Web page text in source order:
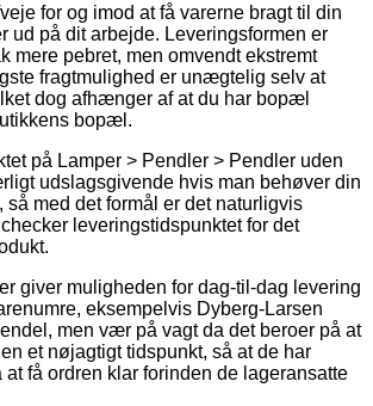
for og imod at få varerne bragt til din
ud på dit arbejde. Leveringsformen er
mere pebret, men omvendt ekstremt
fragtmulighed er unægtelig selv at
dog afhænger af at du har bopæl
bopæl.
på Lamper > Pendler > Pendler uden
udslagsgivende hvis man behøver din
så med det formål er det naturligvis
leveringstidspunktet for det
giver muligheden for dag-til-dag levering
eksempelvis Dyberg-Larsen
men vær på vagt da det beroer på at
et nøjagtigt tidspunkt, så at de har
at få ordren klar forinden de lageransatte